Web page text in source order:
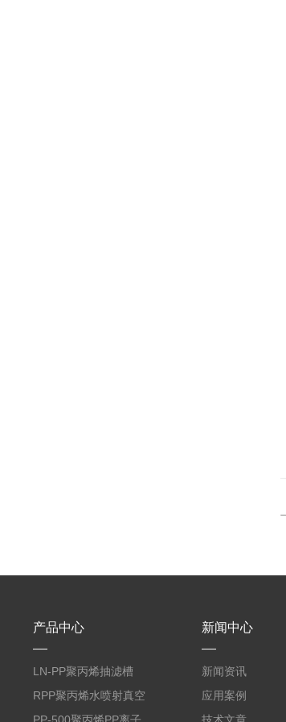
产品中心
LN-PP聚丙烯抽滤槽
RPP聚丙烯水喷射真空
新闻中心
新闻资讯
应用案例